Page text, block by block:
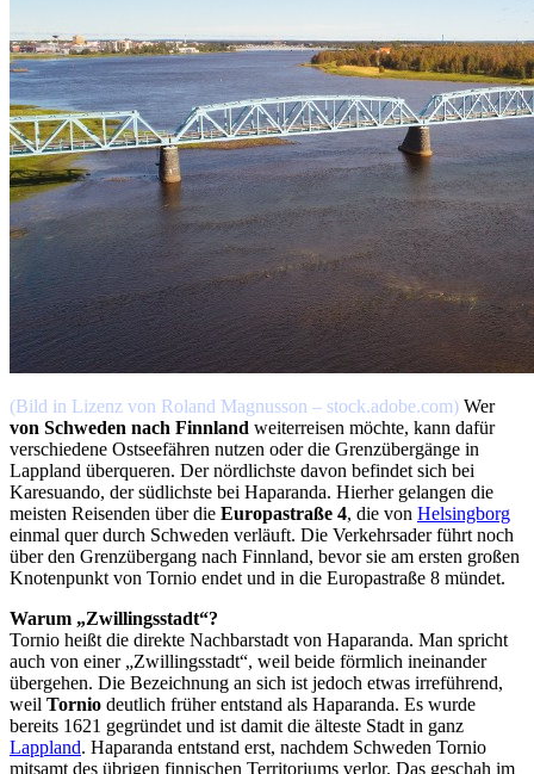
(Bild in Lizenz von Roland Magnusson – stock.adobe.com) Wer
von Schweden nach Finnland weiterreisen möchte, kann dafür
verschiedene Ostseefähren nutzen oder die Grenzübergänge in
Lappland überqueren. Der nördlichste davon befindet sich bei
Karesuando, der südlichste bei Haparanda. Hierher gelangen die
meisten Reisenden über die Europastraße 4, die von Helsingborg
einmal quer durch Schweden verläuft. Die Verkehrsader führt noch
über den Grenzübergang nach Finnland, bevor sie am ersten großen
Knotenpunkt von Tornio endet und in die Europastraße 8 mündet.
Warum „Zwillingsstadt“?
Tornio heißt die direkte Nachbarstadt von Haparanda. Man spricht
auch von einer „Zwillingsstadt“, weil beide förmlich ineinander
übergehen. Die Bezeichnung an sich ist jedoch etwas irreführend,
weil Tornio deutlich früher entstand als Haparanda. Es wurde
bereits 1621 gegründet und ist damit die älteste Stadt in ganz
Lappland. Haparanda entstand erst, nachdem Schweden Tornio
mitsamt des übrigen finnischen Territoriums verlor. Das geschah im